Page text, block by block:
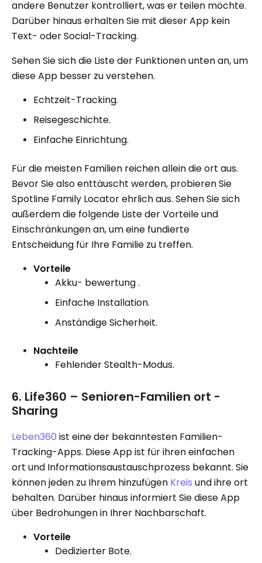
andere Benutzer kontrolliert, was er teilen möchte.
Darüber hinaus erhalten Sie mit dieser App kein
Text- oder Social-Tracking.
Sehen Sie sich die Liste der Funktionen unten an, um
diese App besser zu verstehen.
Echtzeit-Tracking.
Reisegeschichte.
Einfache Einrichtung.
Für die meisten Familien reichen allein die ort aus.
Bevor Sie also enttäuscht werden, probieren Sie
Spotline Family Locator ehrlich aus. Sehen Sie sich
außerdem die folgende Liste der Vorteile und
Einschränkungen an, um eine fundierte
Entscheidung für Ihre Familie zu treffen.
Vorteile
Akku- bewertung .
Einfache Installation.
Anständige Sicherheit.
Nachteile
Fehlender Stealth-Modus.
6. Life360 – Senioren-Familien ort -
Sharing
Leben360 ist eine der bekanntesten Familien-
Tracking-Apps. Diese App ist für ihren einfachen
ort und Informationsaustauschprozess bekannt. Sie
können jeden zu Ihrem hinzufügen Kreis und ihre ort
behalten. Darüber hinaus informiert Sie diese App
über Bedrohungen in Ihrer Nachbarschaft.
Vorteile
Dedizierter Bote.